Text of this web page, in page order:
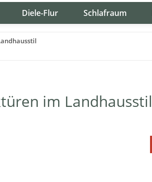
Diele-Flur Schlafraum
im Landhausstil